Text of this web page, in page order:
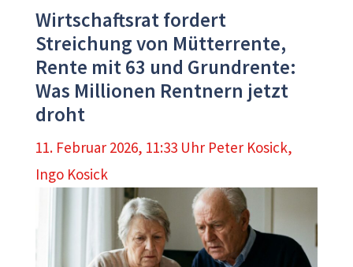
Wirtschaftsrat fordert
Streichung von Mütterrente,
Rente mit 63 und Grundrente:
Was Millionen Rentnern jetzt
droht
11. Februar 2026, 11:33 Uhr Peter Kosick,
Ingo Kosick